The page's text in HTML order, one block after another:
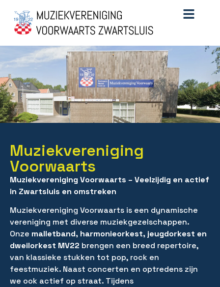
Muziekvereniging
Voorwaarts
Muziekvereniging Voorwaarts – Veelzijdig en actief
in Zwartsluis en omstreken
Muziekvereniging Voorwaarts is een dynamische
vereniging met diverse muziekgezelschappen.
Onze malletband, harmonieorkest, jeugdorkest en
dweilorkest MV22 brengen een breed repertoire,
van klassieke stukken tot pop, rock en
feestmuziek. Naast concerten en optredens zijn
we ook actief op straat. Tijdens